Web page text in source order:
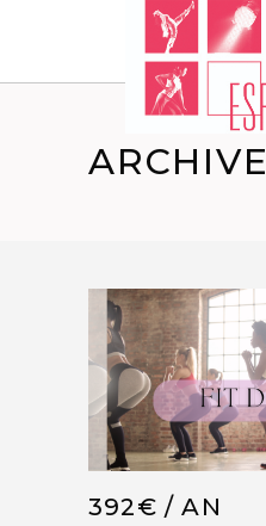
ARCHIVE
392€ / AN